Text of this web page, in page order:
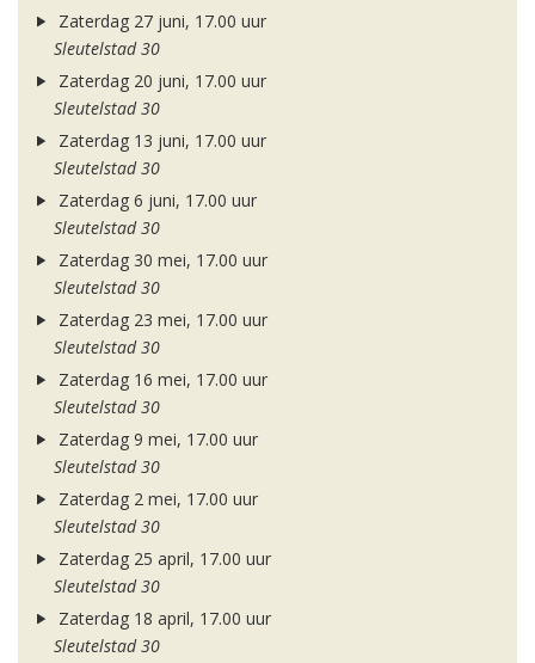
Zaterdag 27 juni, 17.00 uur
Sleutelstad 30
Zaterdag 20 juni, 17.00 uur
Sleutelstad 30
Zaterdag 13 juni, 17.00 uur
Sleutelstad 30
Zaterdag 6 juni, 17.00 uur
Sleutelstad 30
Zaterdag 30 mei, 17.00 uur
Sleutelstad 30
Zaterdag 23 mei, 17.00 uur
Sleutelstad 30
Zaterdag 16 mei, 17.00 uur
Sleutelstad 30
Zaterdag 9 mei, 17.00 uur
Sleutelstad 30
Zaterdag 2 mei, 17.00 uur
Sleutelstad 30
Zaterdag 25 april, 17.00 uur
Sleutelstad 30
Zaterdag 18 april, 17.00 uur
Sleutelstad 30